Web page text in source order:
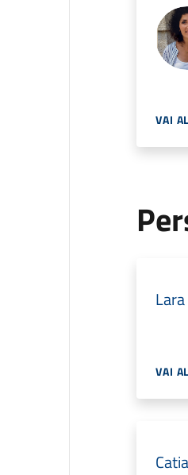
VAI
VAI